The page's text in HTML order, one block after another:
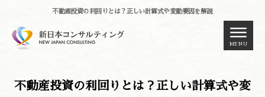
不動産投資の利回りとは？正しい計算式や変動要因を解説
MENU
不動産投資の利回りとは？正しい計算式や変